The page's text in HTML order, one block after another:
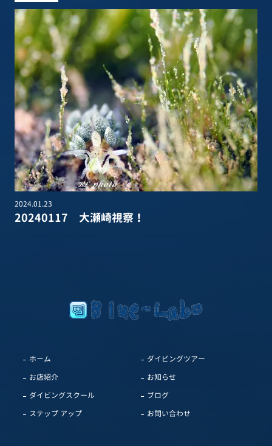
2024.01.23
20240117 大瀬崎視察！
ホーム
お店紹介
ダイビングスクール
ステップ アップ
ダイビングツアー
お知らせ
ブログ
お問い合わせ